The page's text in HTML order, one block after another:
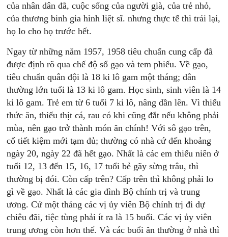
của nhân dân đã, cuộc sống của người già, của trẻ nhỏ,
của thương binh gia hình liệt sĩ. nhưng thực tế thì trái lại,
họ lo cho họ trước hết.
Ngay từ những năm 1957, 1958 tiêu chuẩn cung cấp đã
được định rõ qua chế độ sổ gạo và tem phiếu. Về gạo,
tiêu chuẩn quân đội là 18 ki lô gam một tháng; dân
thường lớn tuổi là 13 ki lô gam. Học sinh, sinh viên là 14
ki lô gam. Trẻ em từ 6 tuổi 7 ki lô, nâng dần lên. Vì thiếu
thức ăn, thiếu thịt cá, rau có khi cũng đắt nếu không phải
mùa, nên gạo trở thành món ăn chính! Với sô gạo trên,
cố tiết kiệm mới tạm đủ; thường có nhà cứ đến khoảng
ngày 20, ngày 22 đã hết gạo. Nhất là các em thiếu niên ở
tuổi 12, 13 đến 15, 16, 17 tuổi bẻ gãy sừng trâu, thì
thường bị đói. Còn cấp trên? Cấp trên thì không phải lo
gì về gạo. Nhất là các gia đình Bộ chính trị và trung
ương. Cứ một tháng các vị ủy viên Bộ chính trị đi dự
chiêu đãi, tiệc tùng phải ít ra là 15 buổi. Các vị ủy viên
trung ương còn hơn thế. Và các buổi ăn thường ở nhà thì